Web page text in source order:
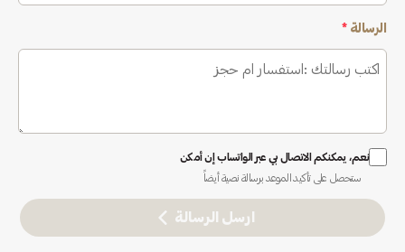
الرسالة *
نعم، يمكنكم الاتصال بي عبر الواتساب إن أمكن
ستحصل على تأكيد الموعد برسالة نصية أيضاً
ارسل الرسالة